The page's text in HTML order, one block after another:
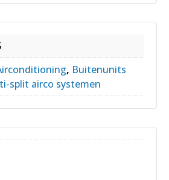
, Buitenunits
split airco systemen